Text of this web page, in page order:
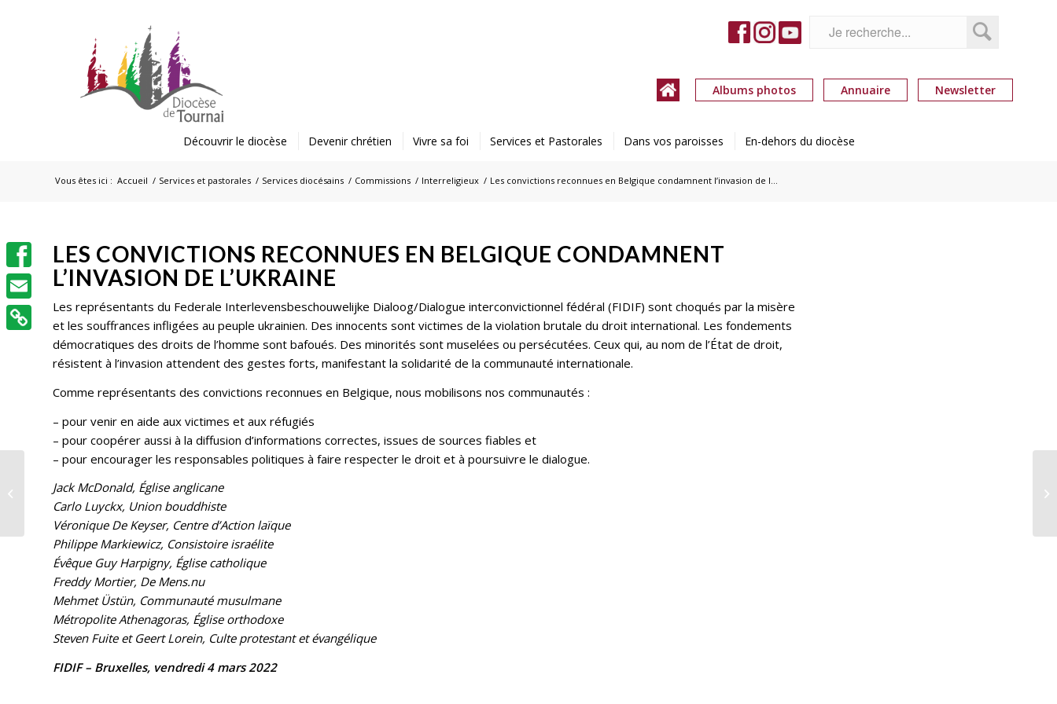
Albums photos Annuaire Newsletter
Vous êtes ici : Accueil / Services et pastorales / Services diocésains / Commissions / Interreligieux / Les convictions reconnues en Belgique condamnent l’invasion de l...
Découvrir le diocèse Devenir chrétien Vivre sa foi Services et Pastorales Dans vos paroisses En-dehors du diocèse
LES CONVICTIONS RECONNUES EN BELGIQUE CONDAMNENT
L’INVASION DE L’UKRAINE
Les représentants du Federale Interlevensbeschouwelijke Dialoog/Dialogue interconvictionnel fédéral (FIDIF) sont choqués par la misère
et les souffrances infligées au peuple ukrainien. Des innocents sont victimes de la violation brutale du droit international. Les fondements
démocratiques des droits de l’homme sont bafoués. Des minorités sont muselées ou persécutées. Ceux qui, au nom de l’État de droit,
résistent à l’invasion attendent des gestes forts, manifestant la solidarité de la communauté internationale.
Comme représentants des convictions reconnues en Belgique, nous mobilisons nos communautés :
– pour venir en aide aux victimes et aux réfugiés
– pour coopérer aussi à la diffusion d’informations correctes, issues de sources fiables et
– pour encourager les responsables politiques à faire respecter le droit et à poursuivre le dialogue.
Jack McDonald, Église anglicane
Carlo Luyckx, Union bouddhiste
Véronique De Keyser, Centre d’Action laïque
Philippe Markiewicz, Consistoire israélite
Évêque Guy Harpigny, Église catholique
Freddy Mortier, De Mens.nu
Mehmet Üstün, Communauté musulmane
Métropolite Athenagoras, Église orthodoxe
Steven Fuite et Geert Lorein, Culte protestant et évangélique
FIDIF – Bruxelles, vendredi 4 mars 2022
Une Église unie autour
des Ukrainiens
Facebook
Email